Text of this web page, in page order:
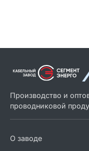
Производство и
проводниковой
О заводе